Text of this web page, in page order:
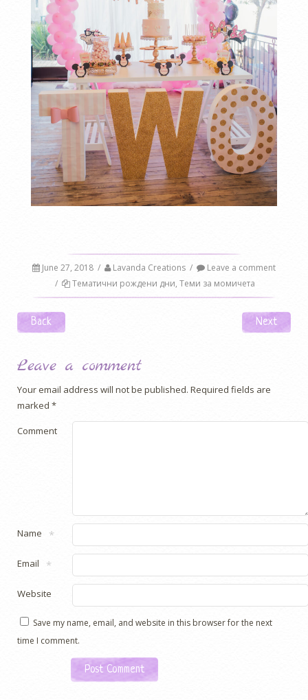
June 27, 2018 / Lavanda Creations /
Leave a comment
/
Тематични рождени дни, Теми за момичета
Post navigation
Back Next
Leave a comment
Your email address will not be published. Required fields are
marked *
Comment
Name *
Email *
Website
Save my name, email, and website in this browser for the next
time I comment.